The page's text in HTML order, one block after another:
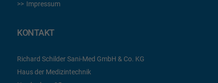
Impressum
KONTAKT
Richard Schilder Sani-Med GmbH & Co. KG
Haus der Medizintechnik